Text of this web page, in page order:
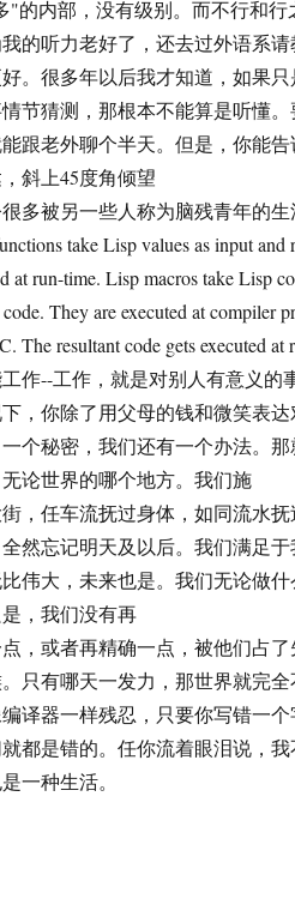
"的内部，没有级别。而不行和
的听力老好了，还去过外语系
。很多年以后我才知道，如果
节猜测，那根本不能算是听懂
跟老外聊个半天。但是，你能
斜上45度角倾望
多被另一些人称为脑残青年的
take Lisp values as input and
at run-time. Lisp macros take Lisp
They are executed at compiler
The resultant code gets
作--工作，就是对别人有意义的事
，你除了用父母的钱和微笑表
个秘密，我们还有一个办法。
论世界的哪个地方。我们施
，任车流抚过身体，如同流水
然忘记明天及以后。我们满足
伟大，未来也是。我们无论做
，我们没有再
，或者再精确一点，被他们占
只有哪天一发力，那世界就完
译器一样残忍，只要你写错一个
都是错的。任你流着眼泪说，我
一种生活。